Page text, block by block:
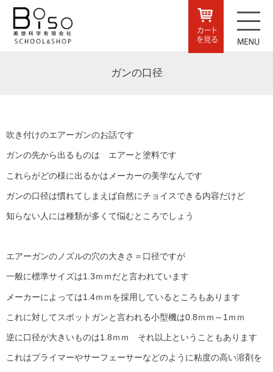
ガンの口径
吹き付けのエアーガンのお話です
ガンの先から出るものは エアーと塗料です
これらがどの様に出るかはメーカーの美学なんです
ガンの口径は慣れてしまえば自然にチョイスできる内容だけど
知らない人には種類が多くて悩むところでしょう
エアーガンのノズルの穴の大きさ＝口径ですが
一般に標準サイズは1.3ｍｍだと言われています
メーカーによっては1.4ｍｍを採用しているところもあります
これに対してスポットガンと言われる小型機は0.8ｍｍ～1ｍｍ
逆に口径が大きいものは1.8ｍｍ それ以上ということもあります
これはプライマーやサーフェーサーなどのように粘度の高い溶剤を